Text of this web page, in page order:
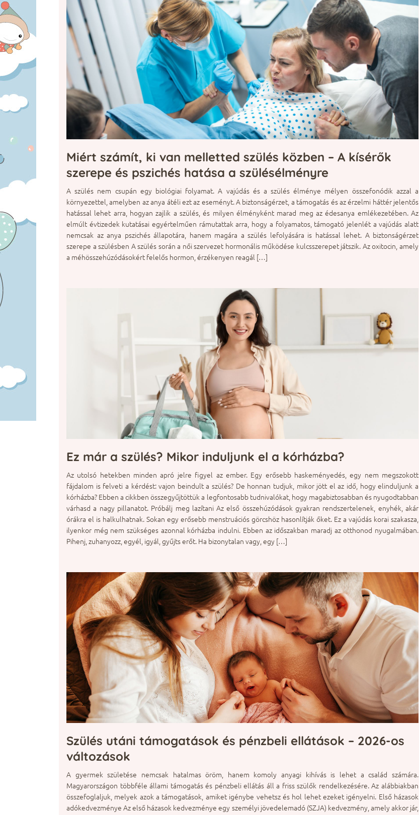
Miért számít, ki van melletted szülés közben – A kísérők
szerepe és pszichés hatása a szülésélményre
A szülés nem csupán egy biológiai folyamat. A vajúdás és a szülés élménye mélyen összefonódik azzal a
környezettel, amelyben az anya átéli ezt az eseményt. A biztonságérzet, a támogatás és az érzelmi háttér jelentős
hatással lehet arra, hogyan zajlik a szülés, és milyen élményként marad meg az édesanya emlékezetében. Az
elmúlt évtizedek kutatásai egyértelműen rámutattak arra, hogy a folyamatos, támogató jelenlét a vajúdás alatt
nemcsak az anya pszichés állapotára, hanem magára a szülés lefolyására is hatással lehet. A biztonságérzet
szerepe a szülésben A szülés során a női szervezet hormonális működése kulcsszerepet játszik. Az oxitocin, amely
a méhösszehúzódásokért felelős hormon, érzékenyen reagál […]
Ez már a szülés? Mikor induljunk el a kórházba?
Az utolsó hetekben minden apró jelre figyel az ember. Egy erősebb haskeményedés, egy nem megszokott
fájdalom is felveti a kérdést: vajon beindult a szülés? De honnan tudjuk, mikor jött el az idő, hogy elinduljunk a
kórházba? Ebben a cikkben összegyűjtöttük a legfontosabb tudnivalókat, hogy magabiztosabban és nyugodtabban
várhasd a nagy pillanatot. Próbálj meg lazítani Az első összehúzódások gyakran rendszertelenek, enyhék, akár
órákra el is halkulhatnak. Sokan egy erősebb menstruációs görcshöz hasonlítják őket. Ez a vajúdás korai szakasza,
ilyenkor még nem szükséges azonnal kórházba indulni. Ebben az időszakban maradj az otthonod nyugalmában.
Pihenj, zuhanyozz, egyél, igyál, gyűjts erőt. Ha bizonytalan vagy, egy […]
Szülés utáni támogatások és pénzbeli ellátások – 2026-os
változások
A gyermek születése nemcsak hatalmas öröm, hanem komoly anyagi kihívás is lehet a család számára.
Magyarországon többféle állami támogatás és pénzbeli ellátás áll a friss szülők rendelkezésére. Az alábbiakban
összefoglaljuk, melyek azok a támogatások, amiket igénybe vehetsz és hol lehet ezeket igényelni. Első házasok
adókedvezménye Az első házasok kedvezménye egy személyi jövedelemadó (SZJA) kedvezmény, amely akkor jár,